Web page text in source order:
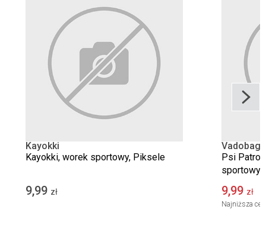
Kayokki
Kayokki, worek sportowy, Piksele
9,99 zł
Vadobag
Psi
sportowy,
9,99 zł
Najniższa